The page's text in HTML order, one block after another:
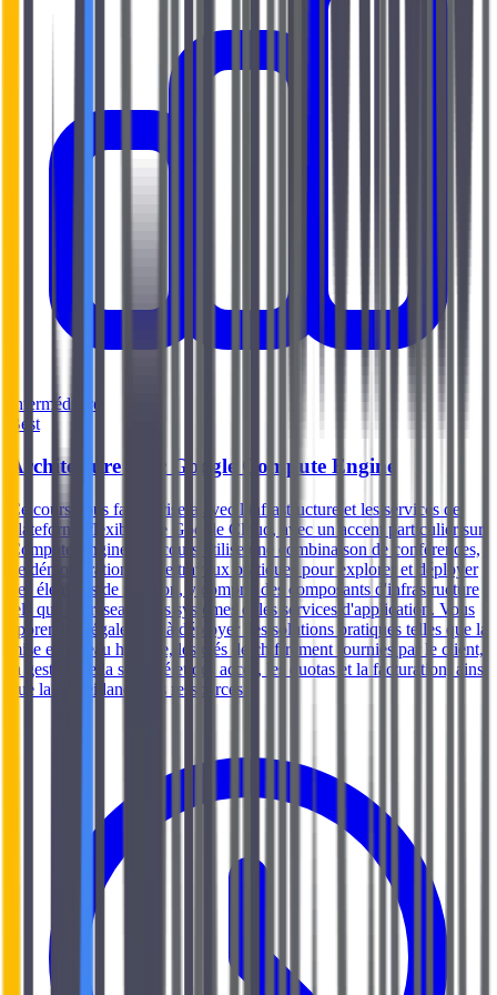
Intermédiaire
Best
Architecture avec Google Compute Engine
Ce cours vous familiarisera avec l'infrastructure et les services de
plateforme flexibles de Google Cloud, avec un accent particulier sur
Compute Engine. Ce cours utilise une combinaison de conférences,
de démonstrations et de travaux pratiques pour explorer et déployer
des éléments de solution, y compris des composants d'infrastructure
tels que les réseaux, les systèmes et les services d'application. Vous
apprendrez également à déployer des solutions pratiques telles que la
mise en réseau hybride, les clés de chiffrement fournies par le client,
la gestion de la sécurité et des accès, les quotas et la facturation, ainsi
que la surveillance des ressources.